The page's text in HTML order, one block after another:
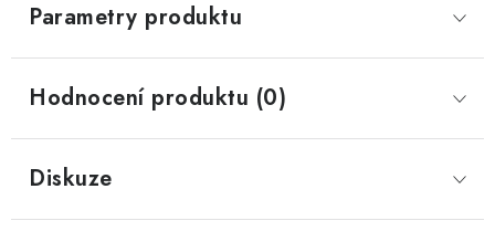
Parametry produktu
Hodnocení produktu (0)
Diskuze